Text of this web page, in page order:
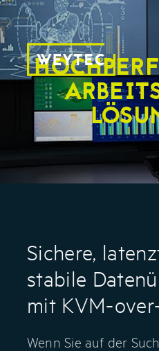
Sichere,
stabile
mit KVM-
Wenn Sie auf der